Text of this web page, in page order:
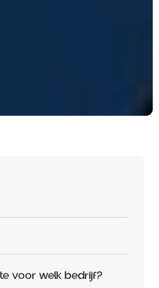
voor welk bedrijf?